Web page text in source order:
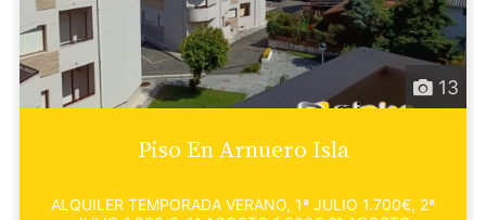
13
Piso En Arnuero Isla
ALQUILER TEMPORADA VERANO, 1ª JULIO 1.700€, 2ª